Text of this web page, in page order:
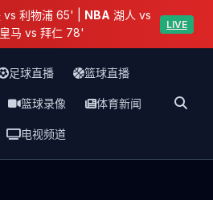
vs 利物浦 65' | NBA 湖人 vs
皇马 vs 拜仁 78'
LIVE
足球直播 篮球直播
篮球录像 体育新闻
电视频道